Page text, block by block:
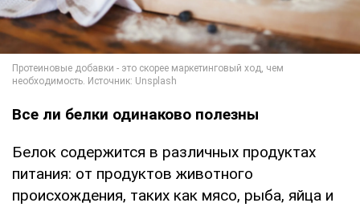
Все ли белки одинаково полезны
Белок содержится в различных продуктах
питания: от продуктов животного
происхождения, таких как мясо, рыба, яйца и